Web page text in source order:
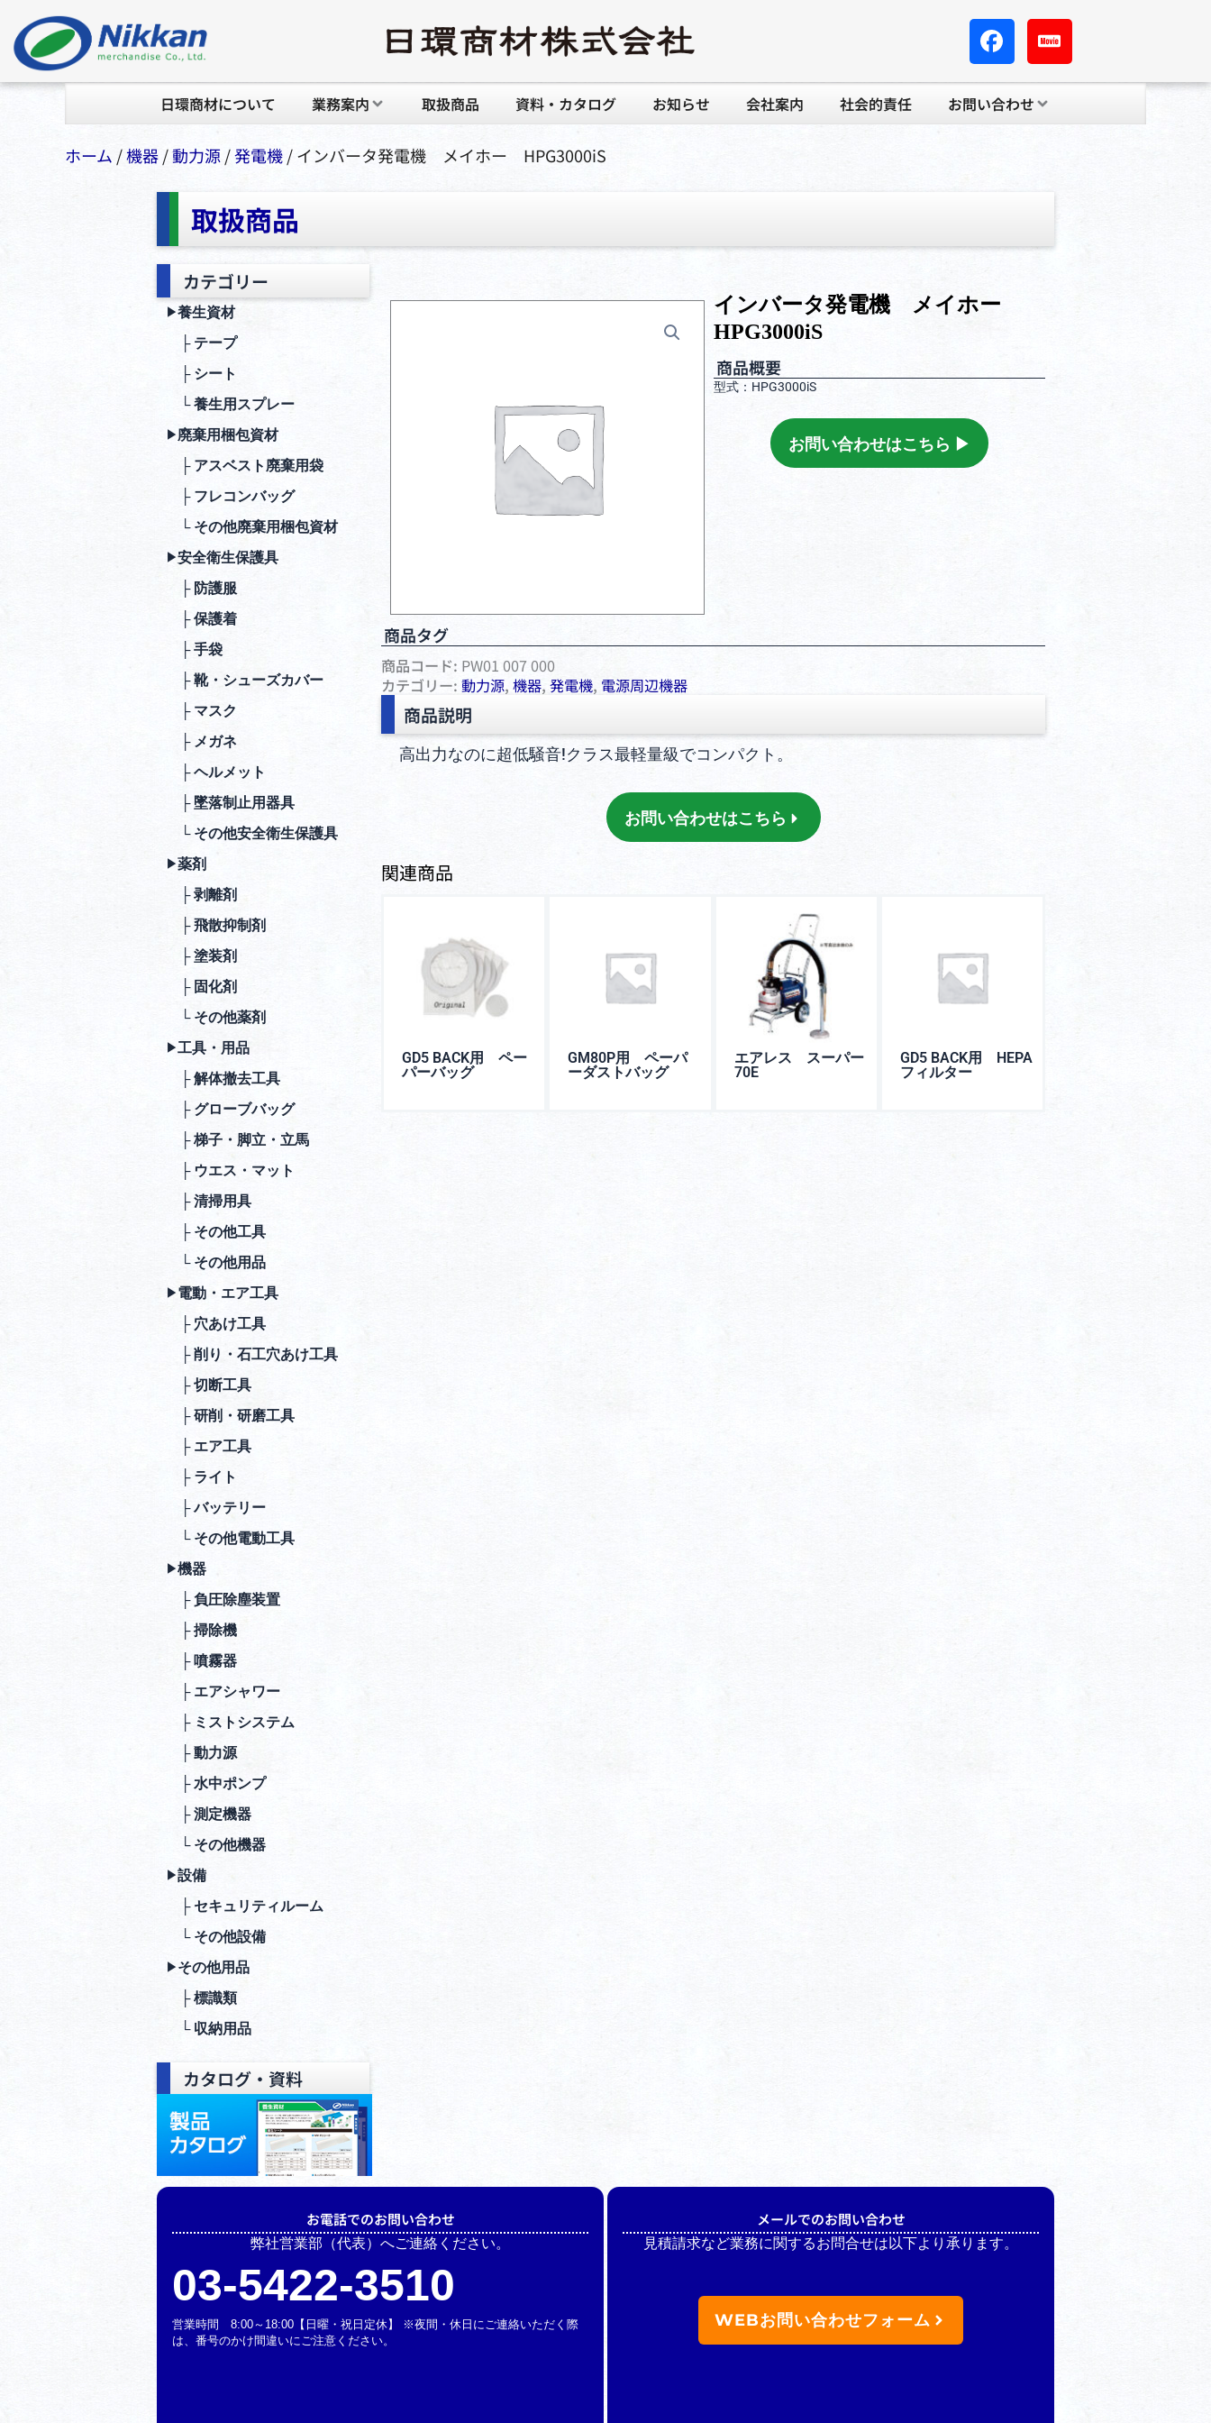
日環商材について 業務案内 取扱商品 資料・カタログ お知らせ 会社案内 社会的責任 お問い合わせ
ホーム /機器/動⼒源/発電機/ インバータ発電機 メイホー HPG3000iS
取扱商品
カテゴリー
▶︎養生資材
├ テープ
├ シート
└ 養生用スプレー
▶︎廃棄⽤梱包資材
├ アスベスト廃棄用袋
├ フレコンバッグ
└ その他廃棄用梱包資材
▶︎安全衛⽣保護具
├ 防護服
├ 保護着
├ ⼿袋
├ 靴・シューズカバー
├ マスク
├ メガネ
├ ヘルメット
├ 墜落制⽌⽤器具
└ その他安全衛⽣保護具
▶︎薬剤
├ 剥離剤
├ ⾶散抑制剤
├ 塗装剤
├ 固化剤
└ その他薬剤
▶︎⼯具・⽤品
├ 解体撤去⼯具
├ グローブバッグ
├ 梯⼦・脚⽴・⽴⾺
├ ウエス・マット
├ 清掃⽤具
├ その他⼯具
└ その他⽤品
▶︎ 電動・エア⼯具
├ ⽳あけ⼯具
├ 削り・⽯⼯⽳あけ⼯具
├ 切断⼯具
├ 研削・研磨⼯具
├ エア⼯具
├ ライト
├ バッテリー
└ その他電動⼯具
▶︎機器
├ 負圧除塵装置
├ 掃除機
├ 噴霧器
├ エアシャワー
├ ミストシステム
├ 動⼒源
├ ⽔中ポンプ
├ 測定機器
└ その他機器
▶︎設備
├ セキュリティルーム
└ その他設備
▶︎ その他⽤品
├ 標識類
└ 収納⽤品
カタログ・資料
インバータ発電機 メイホー
HPG3000iS
商品概要
型式：HPG3000iS
お問い合わせはこちら ▶︎
商品タグ
商品コード: PW01 007 000
カテゴリー:動⼒源,機器,発電機, 電源周辺機器
商品説明
高出力なのに超低騒音!クラス最軽量級でコンパクト。
お問い合わせはこちら
関連商品
GD5 BACK用 ペー
パーバッグ
GM80P用 ペーパ
ーダストバッグ
エアレス スーパー
70E
GD5 BACK用 HEPA
フィルター
お電話でのお問い合わせ
弊社営業部（代表）へご連絡ください。
03-5422-3510
営業時間 8:00～18:00【日曜・祝日定休】 ※夜間・休日にご連絡いただく際
は、番号のかけ間違いにご注意ください。
メールでのお問い合わせ
見積請求など業務に関するお問合せは以下より承ります。
WEBお問い合わせフォーム